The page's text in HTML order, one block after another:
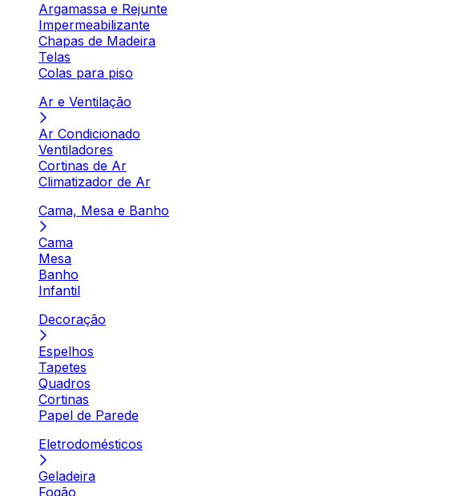
Argamassa e Rejunte
Impermeabilizante
Chapas de Madeira
Telas
Colas para piso
Ar e Ventilação
Ar Condicionado
Ventiladores
Cortinas de Ar
Climatizador de Ar
Cama, Mesa e Banho
Cama
Mesa
Banho
Infantil
Decoração
Espelhos
Tapetes
Quadros
Cortinas
Papel de Parede
Eletrodomésticos
Geladeira
Fogão